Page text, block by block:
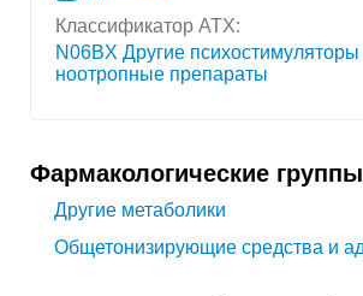
Классификатор АТХ:
N06BX Другие психостимуляторы
ноотропные препараты
Фармакологические
Другие метаболики
Общетонизирующие средства и